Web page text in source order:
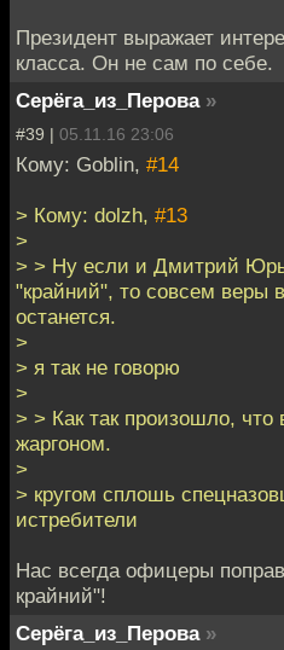
Президент выражает
класса. Он не сам по себе.
Серёга_из_Перова »
#39 | 05.11.16 23:06
Кому: Goblin, #14
> Кому: dolzh, #13
>
> > Ну если и Дмитрий
"крайний", то совсем веры
останется.
>
> я так не говорю
>
> > Как так произошло, что
жаргоном.
>
> кругом сплошь
истребители
Нас всегда офицеры
крайний"!
Серёга_из_Перова »